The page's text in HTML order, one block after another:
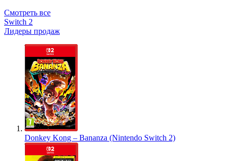
Смотреть все
Switch 2
Лидеры продаж
Donkey Kong – Bananza (Nintendo Switch 2)